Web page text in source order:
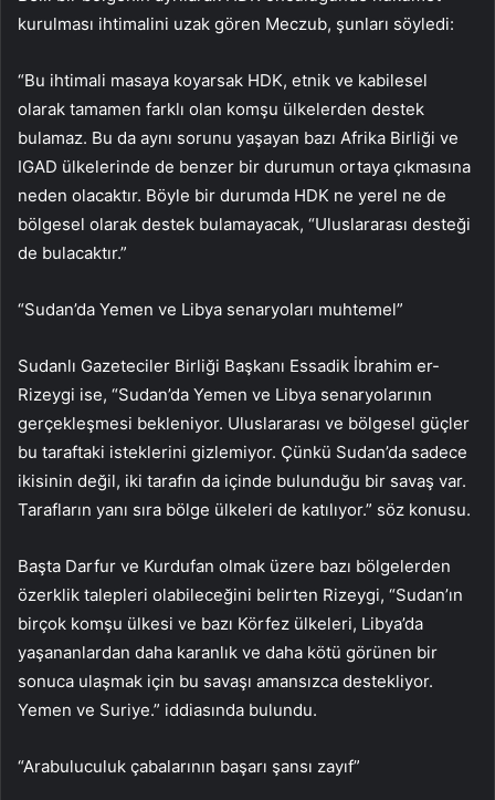
kurulması ihtimalini uzak gören Meczub, şunları söyledi:
“Bu ihtimali masaya koyarsak HDK, etnik ve kabilesel
olarak tamamen farklı olan komşu ülkelerden destek
bulamaz. Bu da aynı sorunu yaşayan bazı Afrika Birliği ve
IGAD ülkelerinde de benzer bir durumun ortaya çıkmasına
neden olacaktır. Böyle bir durumda HDK ne yerel ne de
bölgesel olarak destek bulamayacak, “Uluslararası desteği
de bulacaktır.”
“Sudan’da Yemen ve Libya senaryoları muhtemel”
Sudanlı Gazeteciler Birliği Başkanı Essadik İbrahim er-
Rizeygi ise, “Sudan’da Yemen ve Libya senaryolarının
gerçekleşmesi bekleniyor. Uluslararası ve bölgesel güçler
bu taraftaki isteklerini gizlemiyor. Çünkü Sudan’da sadece
ikisinin değil, iki tarafın da içinde bulunduğu bir savaş var.
Tarafların yanı sıra bölge ülkeleri de katılıyor.” söz konusu.
Başta Darfur ve Kurdufan olmak üzere bazı bölgelerden
özerklik talepleri olabileceğini belirten Rizeygi, “Sudan’ın
birçok komşu ülkesi ve bazı Körfez ülkeleri, Libya’da
yaşananlardan daha karanlık ve daha kötü görünen bir
sonuca ulaşmak için bu savaşı amansızca destekliyor.
Yemen ve Suriye.” iddiasında bulundu.
“Arabuluculuk çabalarının başarı şansı zayıf”